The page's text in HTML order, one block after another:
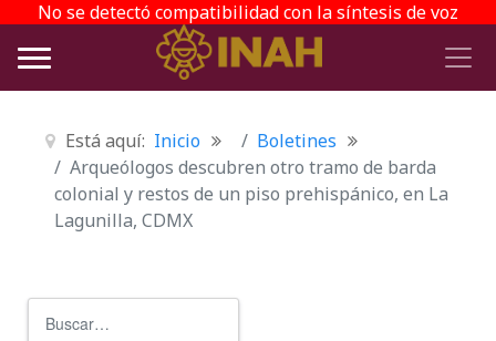
No se detectó compatibilidad con la síntesis de voz
Está aquí: Inicio
Boletines
Arqueólogos descubren otro tramo de barda
colonial y restos de un piso prehispánico, en La
Lagunilla, CDMX